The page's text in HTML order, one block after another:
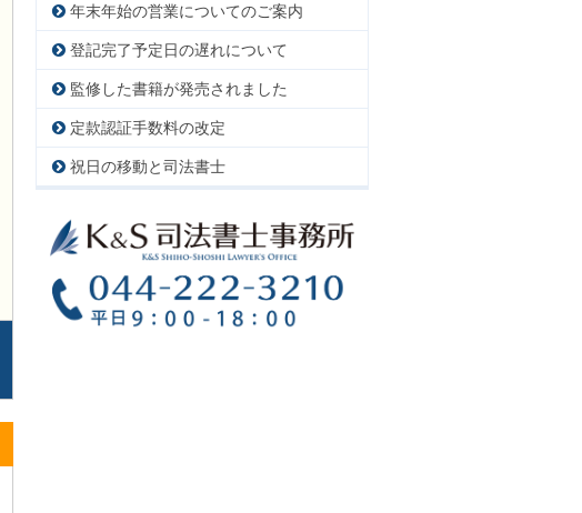
年末年始の営業についてのご案内
登記完了予定日の遅れについて
監修した書籍が発売されました
定款認証手数料の改定
祝日の移動と司法書士